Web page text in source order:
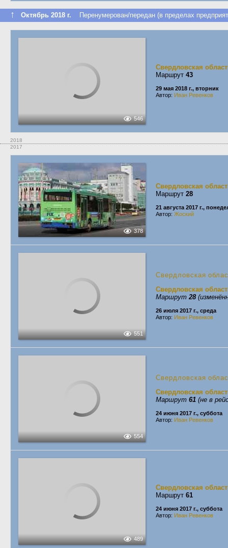
↑ Октябрь 2018 г. Перенумерован/передан (в пределах
546
Свердловская
Маршрут 43
29 мая 2018 г., вторник
Автор: Иван Ревенков
2018
2017
378
Свердловская
Маршрут 28
21 августа 2017 г.,
Автор: Жоский
551
Свердловская
Свердловская
Маршрут28
26 июля 2017 г., среда
Автор: Иван Ревенков
554
Свердловская
Свердловская
Маршрут 61 (не в
24 июня 2017 г., суббота
Автор: Иван Ревенков
489
Свердловская
Маршрут 61
24 июня 2017 г., суббота
Автор: Иван Ревенков